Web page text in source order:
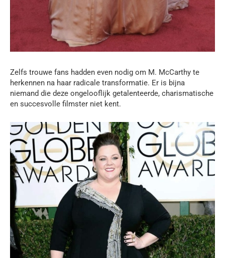
Zelfs trouwe fans hadden even nodig om M. McCarthy te
herkennen na haar radicale transformatie. Er is bijna
niemand die deze ongelooflijk getalenteerde, charismatische
en succesvolle filmster niet kent.